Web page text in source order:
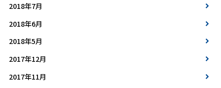
2018年7月
2018年6月
2018年5月
2017年12月
2017年11月